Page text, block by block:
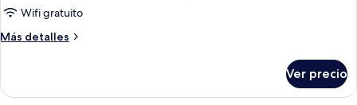
Wifi gratuito
Más detalles
Más
Suite
Ver precio